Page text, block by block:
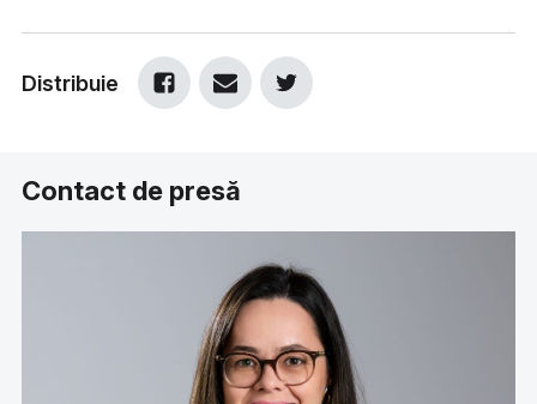
Distribuie
Contact de presă